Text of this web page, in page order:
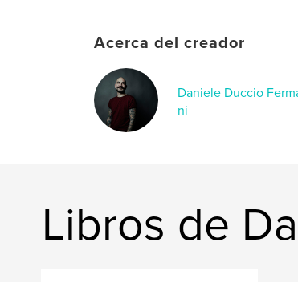
Acerca del creador
Daniele Duccio
ni
Libros de